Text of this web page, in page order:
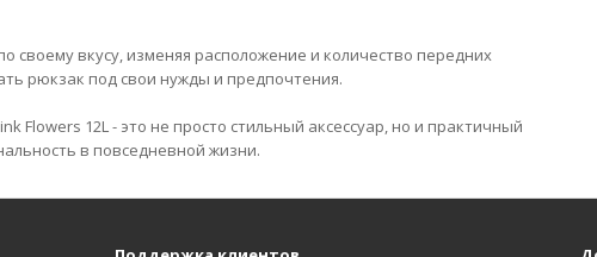
своему вкусу, изменяя расположение и количество передних
рюкзак под свои нужды и предпочтения.
Flowers 12L - это не просто стильный аксессуар, но и практичный
в повседневной жизни.